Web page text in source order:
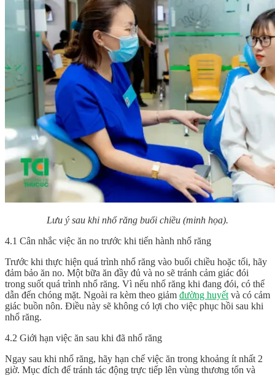
Lưu ý sau khi nhổ răng buổi chiều (minh họa).
4.1 Cân nhắc việc ăn no trước khi tiến hành nhổ răng
Trước khi thực hiện quá trình nhổ răng vào buổi chiều hoặc tối, hãy
đảm bảo ăn no. Một bữa ăn đầy đủ và no sẽ tránh cảm giác đói
trong suốt quá trình nhổ răng. Vì nếu nhổ răng khi đang đói, có thể
dẫn đến chóng mặt. Ngoài ra kèm theo giảm đường huyết và có cảm
giác buồn nôn. Điều này sẽ không có lợi cho việc phục hồi sau khi
nhổ răng.
4.2 Giới hạn việc ăn sau khi đã nhổ răng
Ngay sau khi nhổ răng, hãy hạn chế việc ăn trong khoảng ít nhất 2
giờ. Mục đích để tránh tác động trực tiếp lên vùng thương tổn và